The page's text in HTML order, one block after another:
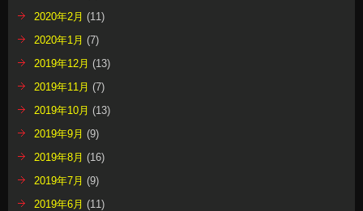
2020年2月 (11)
2020年1月 (7)
2019年12月 (13)
2019年11月 (7)
2019年10月 (13)
2019年9月 (9)
2019年8月 (16)
2019年7月 (9)
2019年6月 (11)